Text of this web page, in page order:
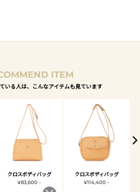
ITEM
いる人は、こんなアイテムも見ています
クロスボディバッグ
¥83,600 -
クロスボディバッグ
¥114,400 -